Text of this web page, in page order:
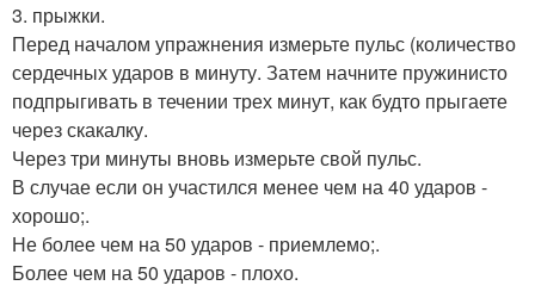
3. прыжки.
Перед началом упражнения измерьте пульс (количество
сердечных ударов в минуту. Затем начните пружинисто
подпрыгивать в течении трех минут, как будто прыгаете
через скакалку.
Через три минуты вновь измерьте свой пульс.
В случае если он участился менее чем на 40 ударов -
хорошо;.
Не более чем на 50 ударов - приемлемо;.
Более чем на 50 ударов - плохо.